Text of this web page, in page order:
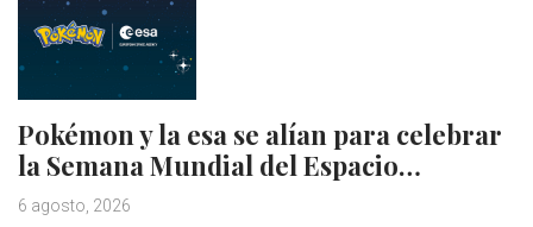
Pokémon y la esa se alían para celebrar
la Semana Mundial del Espacio…
6 agosto, 2026